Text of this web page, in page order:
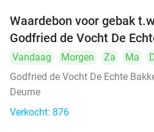
Waardebon voor gebak
Godfried de Vocht De
Vandaag Morgen Za Ma
Godfried de Vocht De Echte
Deurne
Verkocht: 876